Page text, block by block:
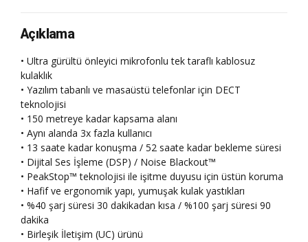
Açıklama
• Ultra gürültü önleyici mikrofonlu tek taraflı kablosuz
kulaklık
• Yazılım tabanlı ve masaüstü telefonlar için DECT
teknolojisi
• 150 metreye kadar kapsama alanı
• Aynı alanda 3x fazla kullanıcı
• 13 saate kadar konuşma / 52 saate kadar bekleme süresi
• Dijital Ses İşleme (DSP) / Noise Blackout™
• PeakStop™ teknolojisi ile işitme duyusu için üstün koruma
• Hafif ve ergonomik yapı, yumuşak kulak yastıkları
• %40 şarj süresi 30 dakikadan kısa / %100 şarj süresi 90
dakika
• Birleşik İletişim (UC) ürünü